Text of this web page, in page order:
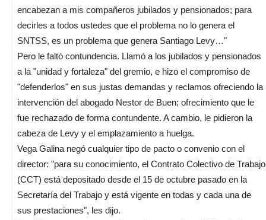
encabezan a mis compañeros jubilados y pensionados; para
decirles a todos ustedes que el problema no lo genera el
SNTSS, es un problema que genera Santiago Levy…"
Pero le faltó contundencia. Llamó a los jubilados y pensionados
a la "unidad y fortaleza" del gremio, e hizo el compromiso de
"defenderlos" en sus justas demandas y reclamos ofreciendo la
intervención del abogado Nestor de Buen; ofrecimiento que le
fue rechazado de forma contundente. A cambio, le pidieron la
cabeza de Levy y el emplazamiento a huelga.
Vega Galina negó cualquier tipo de pacto o convenio con el
director: "para su conocimiento, el Contrato Colectivo de Trabajo
(CCT) está depositado desde el 15 de octubre pasado en la
Secretaría del Trabajo y está vigente en todas y cada una de
sus prestaciones", les dijo.